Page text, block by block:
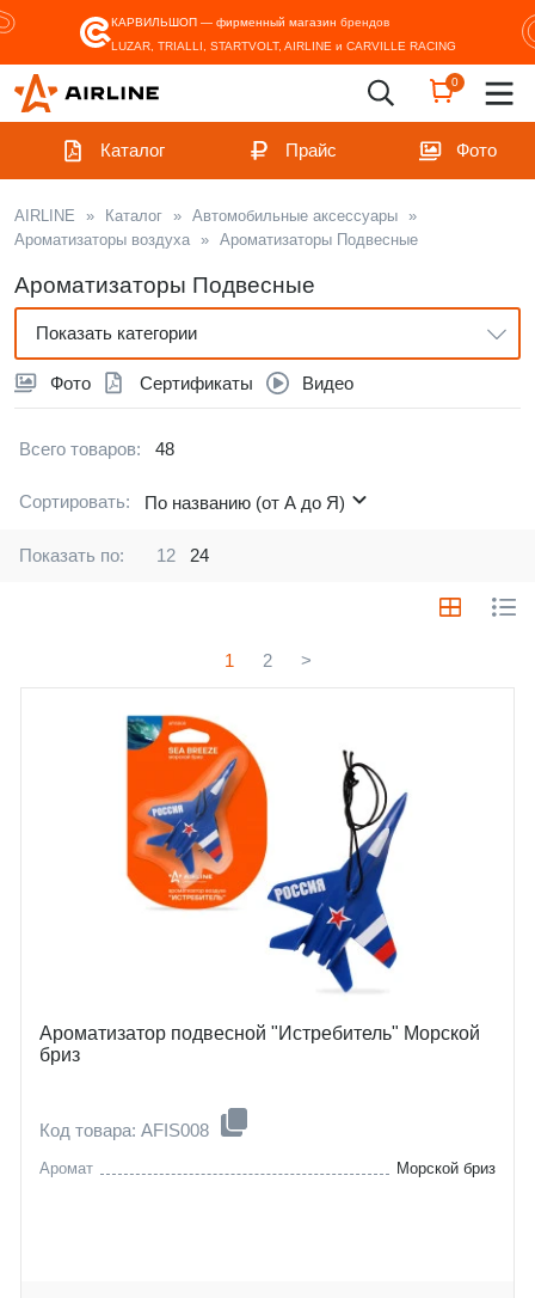
КАРВИЛЬШОП — фирменный магазин брендов
LUZAR, TRIALLI, STARTVOLT, AIRLINE и CARVILLE RACING
0
Каталог Прайс Фото
AIRLINE » Каталог » Автомобильные аксессуары »
Ароматизаторы воздуха » Ароматизаторы Подвесные
Ароматизаторы Подвесные
Фото Сертификаты Видео
Показать категории
Всего товаров: 48
Сортировать: По названию (от А до Я)
Показать по: 12 24
1 2 >
Ароматизатор подвесной "Истребитель" Морской
бриз
Код товара: AFIS008
Аромат Морской бриз